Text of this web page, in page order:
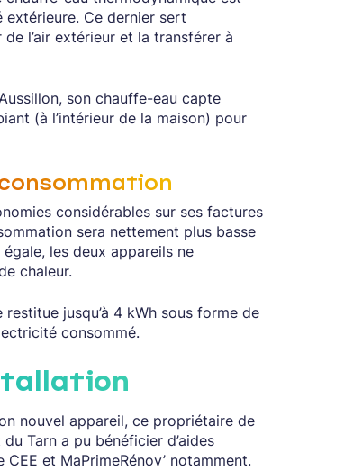
Ce dernier sert
l’air extérieur et la transférer à
son chauffe-eau capte
(à l’intérieur de la maison) pour
considérables sur ses factures
sera nettement plus basse
les deux appareils ne
chaleur.
jusqu’à 4 kWh sous forme de
consommé.
nouvel appareil, ce propriétaire de
Tarn a pu bénéficier d’aides
et MaPrimeRénov’ notamment.